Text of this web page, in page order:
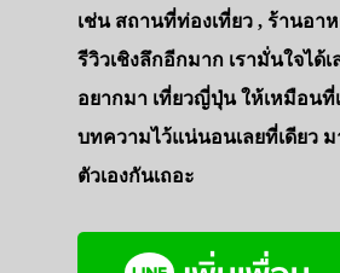
เช่น สถานที่ท่องเที่ยว , ร้านอา
รีวิวเชิงลึกอีกมาก เรามั่นใจได้
อยากมา เที่ยวญี่ปุ่น ให้เหมือนที่
บทความไว้แน่นอนเลยที่เดียว
ตัวเองกันเถอะ